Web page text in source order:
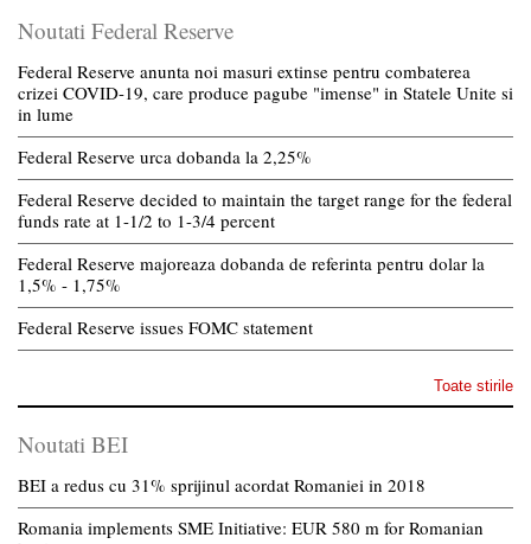
Noutati Federal Reserve
Federal Reserve anunta noi masuri extinse pentru combaterea
crizei COVID-19, care produce pagube "imense" in Statele Unite si
in lume
Federal Reserve urca dobanda la 2,25%
Federal Reserve decided to maintain the target range for the federal
funds rate at 1-1/2 to 1-3/4 percent
Federal Reserve majoreaza dobanda de referinta pentru dolar la
1,5% - 1,75%
Federal Reserve issues FOMC statement
Toate stirile
Noutati BEI
BEI a redus cu 31% sprijinul acordat Romaniei in 2018
Romania implements SME Initiative: EUR 580 m for Romanian